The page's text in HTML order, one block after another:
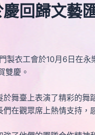
回歸文藝
衣工會於10月6日在
雙慶。
舞臺上表演了精彩的
在觀眾席上熱情支持，